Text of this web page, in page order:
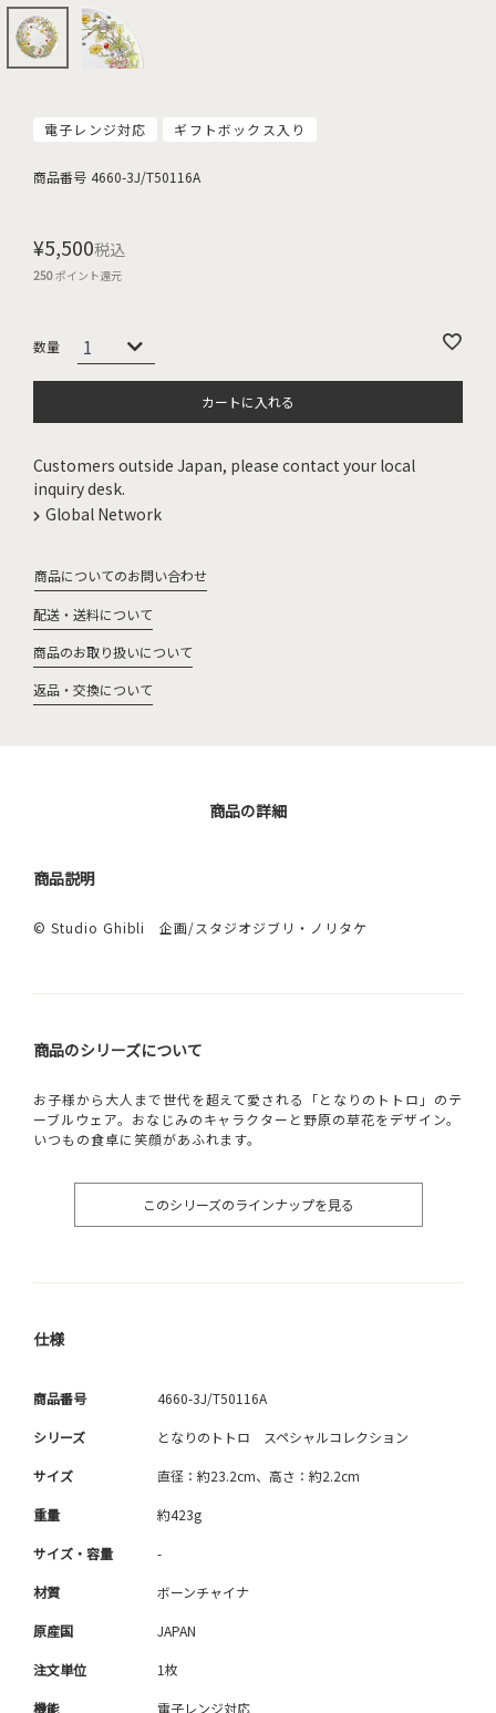
電子レンジ対応 ギフトボックス入り
商品番号 4660-3J/T50116A
¥5,500税込
250ポイント還元
カートに入れる
Customers outside Japan, please contact your local
inquiry desk.
Global Network
商品についてのお問い合わせ
配送・送料について
商品のお取り扱いについて
返品・交換について
商品の詳細
商品説明
© Studio Ghibli 企画/スタジオジブリ・ノリタケ
商品のシリーズについて
お子様から大人まで世代を超えて愛される「となりのトトロ」のテ
ーブルウェア。おなじみのキャラクターと野原の草花をデザイン。
いつもの食卓に笑顔があふれます。
このシリーズのラインナップを見る
仕様
商品番号 4660-3J/T50116A
シリーズ となりのトトロ スペシャルコレクション
サイズ 直径：約23.2cm、高さ：約2.2cm
重量 約423g
サイズ・容量 -
材質 ボーンチャイナ
原産国 JAPAN
注文単位 1枚
機能 電子レンジ対応